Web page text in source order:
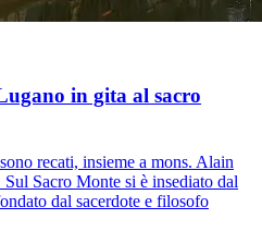
in gita al sacro
recati, insieme a mons. Alain
Sacro Monte si è insediato dal
dal sacerdote e filosofo